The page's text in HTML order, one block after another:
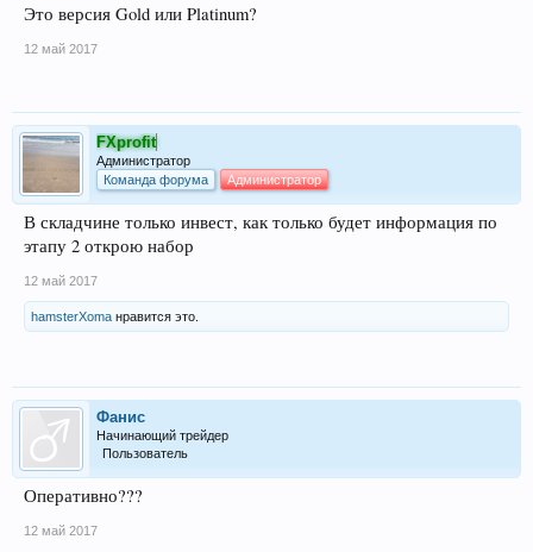
Это версия Gold или Platinum?
12 май 2017
FXprofit
Администратор
Команда форума
Администратор
В складчине только инвест, как только будет информация по
этапу 2 открою набор
12 май 2017
hamsterXoma нравится это.
Фанис
Начинающий трейдер
Пользователь
Оперативно???
12 май 2017